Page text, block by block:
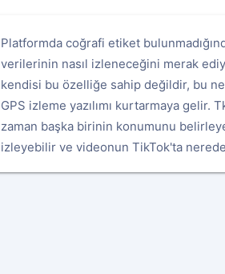
Platformda coğrafi etiket
verilerinin nasıl izleneceğini merak
kendisi bu özelliğe sahip değildir, bu
GPS izleme yazılımı kurtarmaya gelir.
zaman başka birinin konumunu
izleyebilir ve videonun TikTok'ta nerede